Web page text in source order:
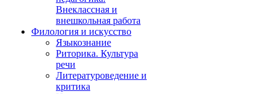
Внеклассная и
внешкольная работа
Филология и искусство
Языкознание
Риторика. Культура
речи
Литературоведение и
критика